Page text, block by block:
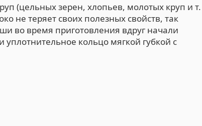
(цельных зерен, хлопьев, молотых круп и т.
не теряет своих полезных свойств, так
во время приготовления вдруг начали
кольцо мягкой губкой с